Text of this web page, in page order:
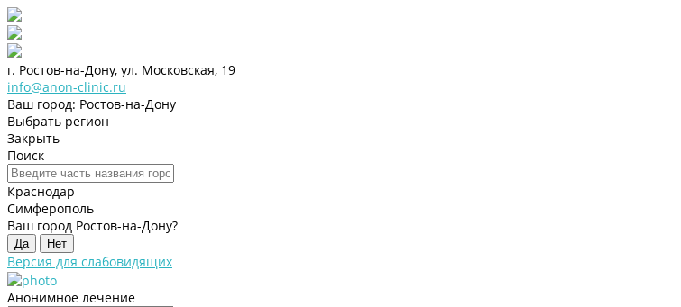
г. Ростов-на-Дону, ул. Московская, 19
info@anon-clinic.ru
Ваш город: Ростов-на-Дону
Выбрать регион
Закрыть
Поиск
Краснодар
Симферополь
Ваш город Ростов-на-Дону?
Да Нет
Версия для слабовидящих
Анонимное лечение